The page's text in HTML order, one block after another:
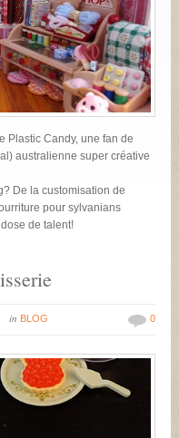
Plastic Candy, une fan de
australienne super créative
De la customisation de
pour sylvanians
de talent!
in BLOG 0